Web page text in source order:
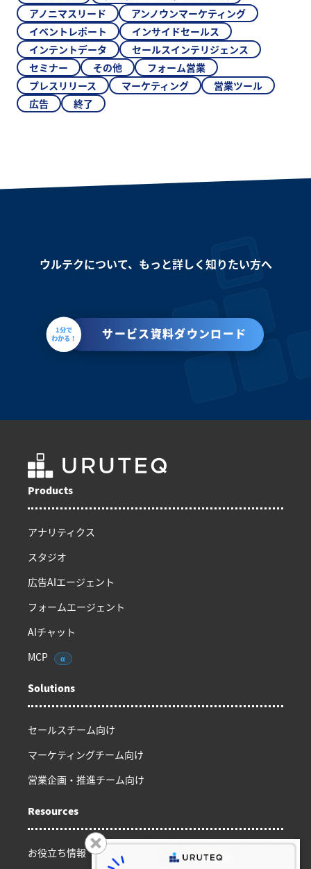
アノニマスリード
アンノウンマーケティング
イベントレポート
インサイドセールス
インテントデータ
セールスインテリジェンス
セミナー
その他
フォーム営業
プレスリリース
マーケティング
営業ツール
広告
終了
ウルテクについて、もっと詳しく知りたい方へ
サービス資料ダウンロード
1分で
わかる！
Products
アナリティクス
スタジオ
広告AIエージェント
フォームエージェント
AIチャット
MCP
α
Solutions
セールスチーム向け
マーケティングチーム向け
営業企画・推進チーム向け
Resources
お役立ち情報